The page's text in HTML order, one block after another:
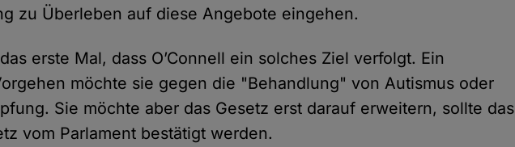
zu Überleben auf diese Angebote eingehen.
erste Mal, dass O’Connell ein solches Ziel verfolgt. Ein
möchte sie gegen die "Behandlung" von Autismus oder
Sie möchte aber das Gesetz erst darauf erweitern, sollte das
vom Parlament bestätigt werden.